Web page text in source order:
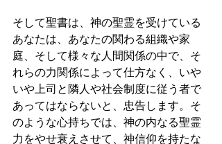
そして聖書は、神の聖霊を受けている
あなたは、あなたの関わる組織や家
庭、そして様々な人間関係の中で、そ
れらの力関係によって仕方なく、いや
いや上司と隣人や社会制度に従う者で
あってはならないと、忠告します。そ
のような心持ちでは、神の内なる聖霊
力をやせ衰えさせて、神信仰を持たな